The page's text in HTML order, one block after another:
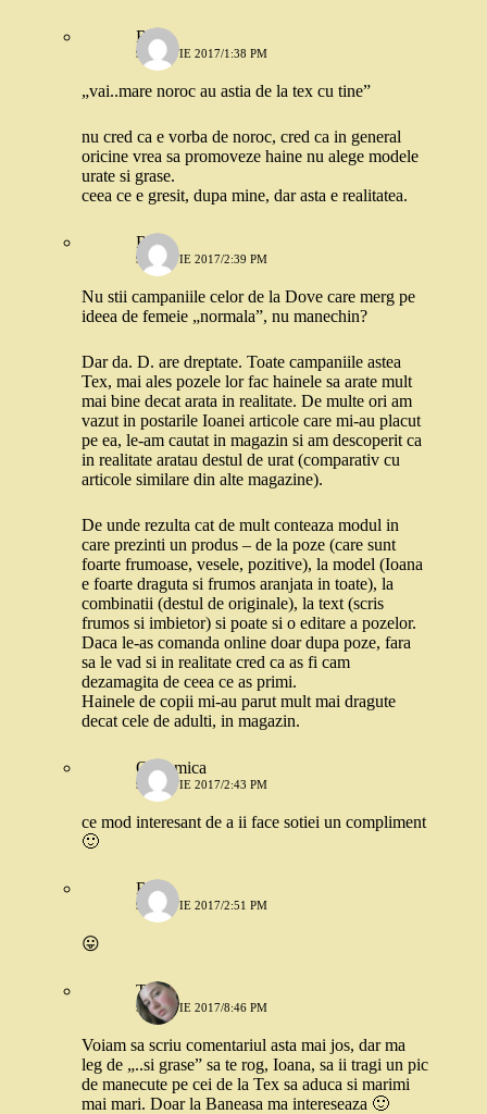
Robo
9 MARTIE 2017/1:38 PM
„vai..mare noroc au astia de la tex cu tine”
nu cred ca e vorba de noroc, cred ca in general
oricine vrea sa promoveze haine nu alege modele
urate si grase.
ceea ce e gresit, dupa mine, dar asta e realitatea.
Rox
9 MARTIE 2017/2:39 PM
Nu stii campaniile celor de la Dove care merg pe
ideea de femeie „normala”, nu manechin?
Dar da. D. are dreptate. Toate campaniile astea
Tex, mai ales pozele lor fac hainele sa arate mult
mai bine decat arata in realitate. De multe ori am
vazut in postarile Ioanei articole care mi-au placut
pe ea, le-am cautat in magazin si am descoperit ca
in realitate aratau destul de urat (comparativ cu
articole similare din alte magazine).
De unde rezulta cat de mult conteaza modul in
care prezinti un produs – de la poze (care sunt
foarte frumoase, vesele, pozitive), la model (Ioana
e foarte draguta si frumos aranjata in toate), la
combinatii (destul de originale), la text (scris
frumos si imbietor) si poate si o editare a pozelor.
Daca le-as comanda online doar dupa poze, fara
sa le vad si in realitate cred ca as fi cam
dezamagita de ceea ce as primi.
Hainele de copii mi-au parut mult mai dragute
decat cele de adulti, in magazin.
O mamica
9 MARTIE 2017/2:43 PM
ce mod interesant de a ii face sotiei un compliment
🙂
Robo
9 MARTIE 2017/2:51 PM
😛
Tea
9 MARTIE 2017/8:46 PM
Voiam sa scriu comentariul asta mai jos, dar ma
leg de „..si grase” sa te rog, Ioana, sa ii tragi un pic
de manecute pe cei de la Tex sa aduca si marimi
mai mari. Doar la Baneasa ma intereseaza 🙂